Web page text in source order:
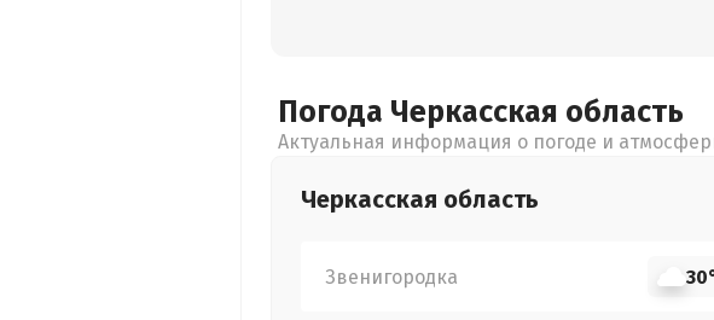
Погода Черкасская область
Актуальная информация о погоде и
Черкасская область
Звенигородка